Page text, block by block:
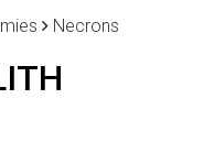
Necrons